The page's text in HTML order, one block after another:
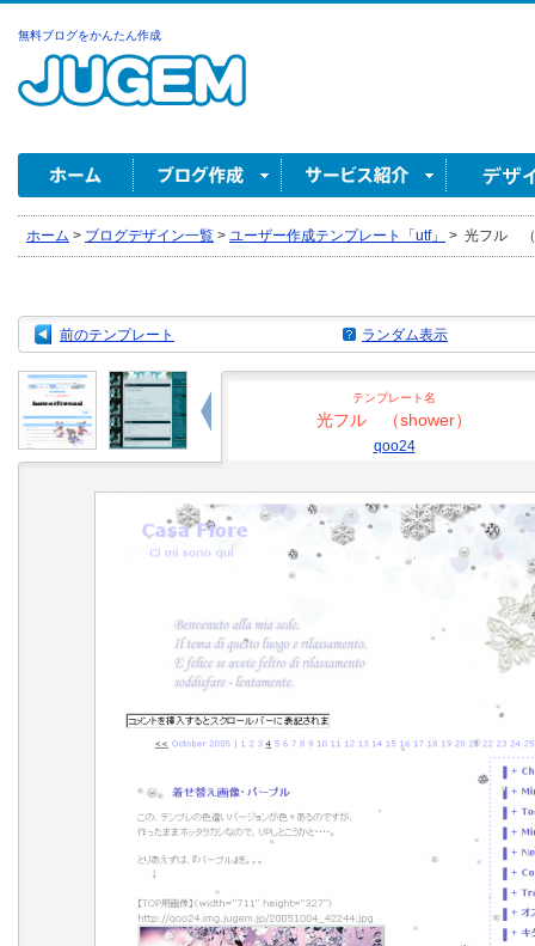
無料ブログをかんたん作成
ホーム > ブログデザイン一覧 > ユーザー作成テンプレート「utf」 > 光フル （
前のテンプレート ランダム表示
テンプレート名
光フル （shower）
qoo24